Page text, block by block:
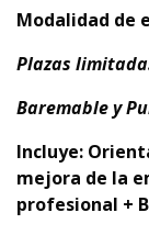
Modalidad de
Plazas
Baremable y
Incluye:
mejora de la
profesional +